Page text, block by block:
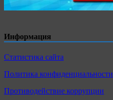
Информация
Статистика сайта
Политика конфиденциальности
Противодействие коррупции